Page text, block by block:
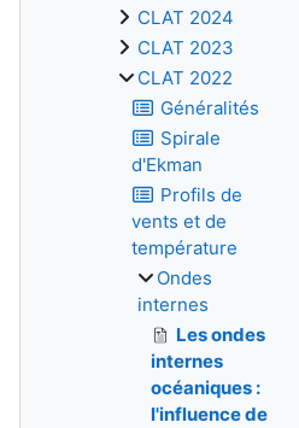
CLAT 2024
CLAT 2023
CLAT 2022
Généralités
Spirale
d'Ekman
Profils de
vents et de
température
Ondes
internes
Les ondes
internes
océaniques :
l'influence de